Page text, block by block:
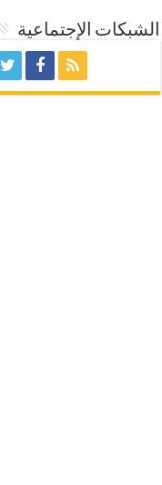
الشبكات الإجتماعية